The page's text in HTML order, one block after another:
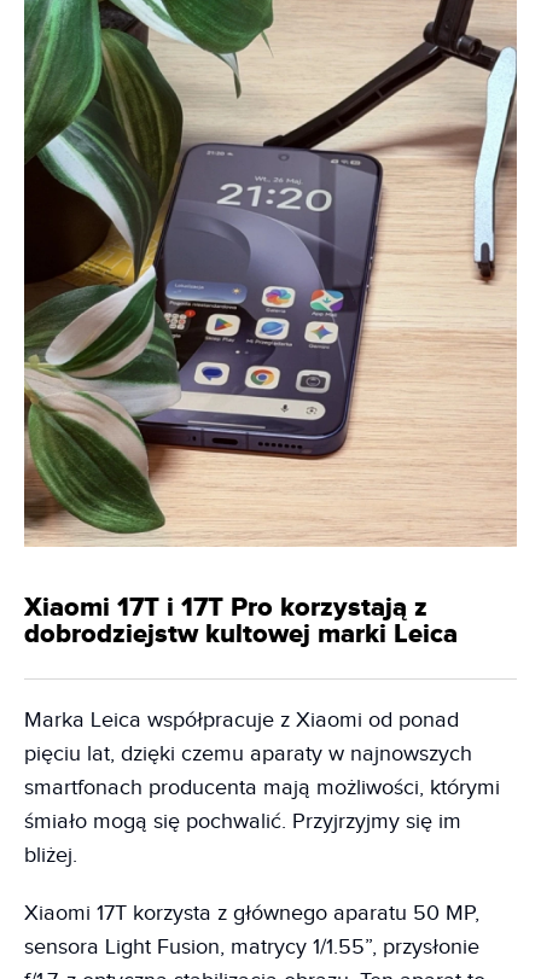
Xiaomi 17T i 17T Pro korzystają z
dobrodziejstw kultowej marki Leica
Marka Leica współpracuje z Xiaomi od ponad
pięciu lat, dzięki czemu aparaty w najnowszych
smartfonach producenta mają możliwości, którymi
śmiało mogą się pochwalić. Przyjrzyjmy się im
bliżej.
Xiaomi 17T korzysta z głównego aparatu 50 MP,
sensora Light Fusion, matrycy 1/1.55”, przysłonie